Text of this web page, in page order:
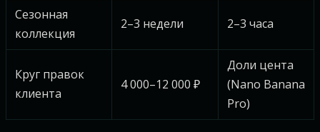
Сезонная
коллекция
2–3 недели 2–3 часа
Круг правок
клиента
4 000–12 000 ₽
Доли цента
(Nano Banana
Pro)